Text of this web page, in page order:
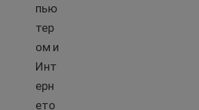
пью
тер
ом и
Инт
ерн
ето